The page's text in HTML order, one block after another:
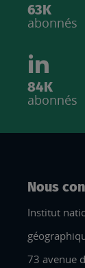
63K
abonnés
84K
abonnés
Nous
Institut
73 avenue